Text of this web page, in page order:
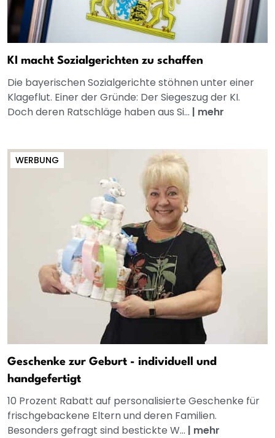
KI macht Sozialgerichten zu schaffen
Die bayerischen Sozialgerichte stöhnen unter einer
Klageflut. Einer der Gründe: Der Siegeszug der KI.
Doch deren Ratschläge haben aus Si... | mehr
WERBUNG
Geschenke zur Geburt - individuell und
handgefertigt
10 Prozent Rabatt auf personalisierte Geschenke für
frischgebackene Eltern und deren Familien.
Besonders gefragt sind bestickte W... | mehr